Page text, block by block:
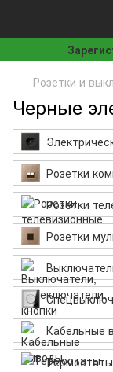
Розетки и
Черные
Розетки
Розетки
Розетки
Кабельные